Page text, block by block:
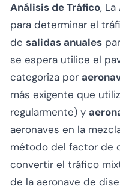
Análisis de Tráfico,
para determinar el
de salidas anuales
se espera utilice el
categoriza por
más exigente que
regularmente) y
aeronaves en la
método del factor de
convertir el tráfico
de la aeronave de